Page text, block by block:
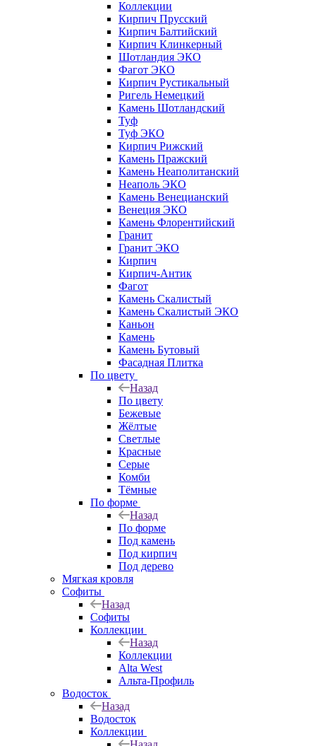
Коллекции
Кирпич Прусский
Кирпич Балтийский
Кирпич Клинкерный
Шотландия ЭКО
Фагот ЭКО
Кирпич Рустикальный
Ригель Немецкий
Камень Шотландский
Туф
Туф ЭКО
Кирпич Рижский
Камень Пражский
Камень Неаполитанский
Неаполь ЭКО
Камень Венецианский
Венеция ЭКО
Камень Флорентийский
Гранит
Гранит ЭКО
Кирпич
Кирпич-Антик
Фагот
Камень Скалистый
Камень Скалистый ЭКО
Каньон
Камень
Камень Бутовый
Фасадная Плитка
По цвету
Назад
По цвету
Бежевые
Жёлтые
Светлые
Красные
Серые
Комби
Тёмные
По форме
Назад
По форме
Под камень
Под кирпич
Под дерево
Мягкая кровля
Софиты
Назад
Софиты
Коллекции
Назад
Коллекции
Alta West
Альта-Профиль
Водосток
Назад
Водосток
Коллекции